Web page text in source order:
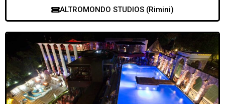
ALTROMONDO STUDIOS (Rimini)